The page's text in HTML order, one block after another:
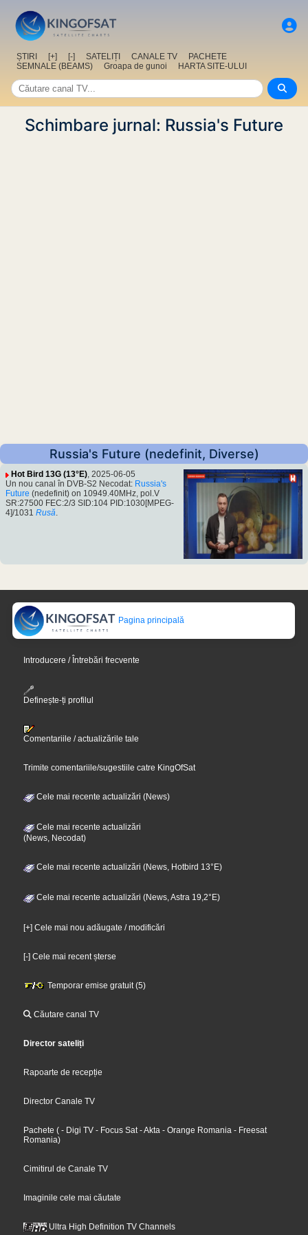
ȘTIRI [+] [-] SATELIȚI CANALE TV
PACHETE
SEMNALE (BEAMS)
Groapa de gunoi HARTA SITE-ULUI
Schimbare jurnal: Russia's Future
Russia's Future (nedefinit, Diverse)
Hot Bird 13G (13°E), 2025-06-05
Un nou canal în DVB-S2 Necodat: Russia's
Future (nedefinit) on 10949.40MHz, pol.V
SR:27500 FEC:2/3 SID:104 PID:1030[MPEG-
4]/1031 Rusă.
Pagina principală
Introducere / Întrebări frecvente
Definește-ți profilul
Comentariile / actualizările tale
Trimite comentariile/sugestiile catre KingOfSat
Cele mai recente actualizări (News)
Cele mai recente actualizări
(News, Necodat)
Cele mai recente actualizări (News, Hotbird 13°E)
Cele mai recente actualizări (News, Astra 19,2°E)
[+] Cele mai nou adăugate / modificări
[-] Cele mai recent șterse
Temporar emise gratuit (5)
Căutare canal TV
Director sateliți
Rapoarte de recepție
Director Canale TV
Pachete (- Digi TV - Focus Sat - Akta - Orange Romania - Freesat
Romania)
Cimitirul de Canale TV
Imaginile cele mai căutate
Ultra High Definition TV Channels